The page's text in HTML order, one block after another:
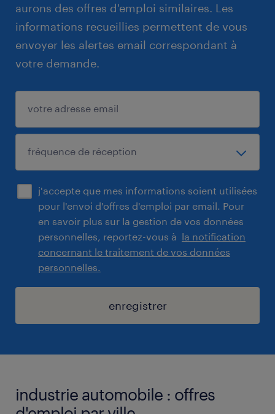
aurons des offres d'emploi similaires. Les
informations recueillies permettent de vous
envoyer les alertes email correspondant à
votre demande.
j'accepte que mes informations soient utilisées
pour l'envoi d'offres d'emploi par email. Pour
en savoir plus sur la gestion de vos données
personnelles, reportez-vous à la notification
concernant le traitement de vos données
personnelles.
enregistrer
industrie automobile : offres